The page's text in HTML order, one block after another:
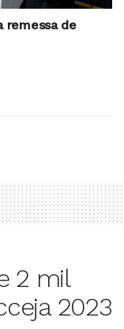
remessa de
2 mil
2023